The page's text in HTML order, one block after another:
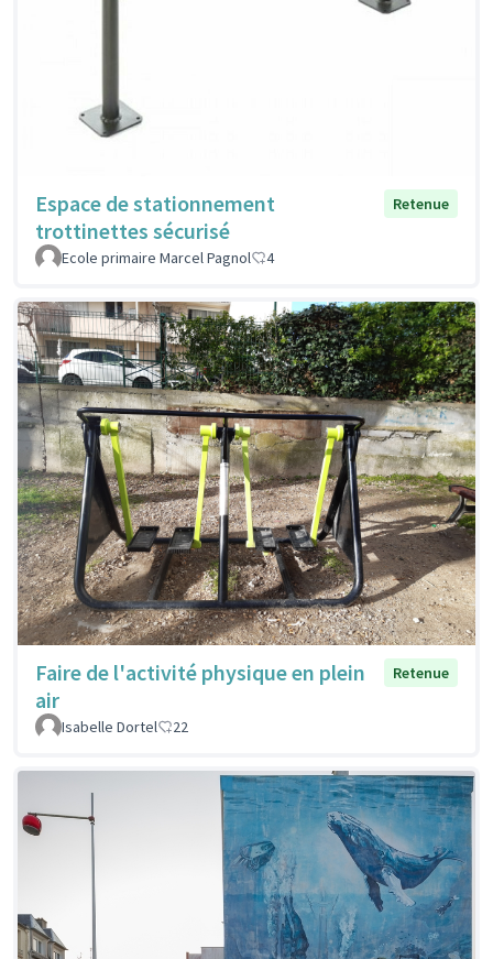
Espace de stationnement
trottinettes sécurisé
Retenue
Ecole primaire Marcel Pagnol 4
Faire de l'activité physique en plein
air
Retenue
Isabelle Dortel 22